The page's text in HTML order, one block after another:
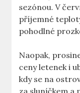
sezónou. V
příjemné
pohodlné
Naopak,
ceny letenek i
kdy se na